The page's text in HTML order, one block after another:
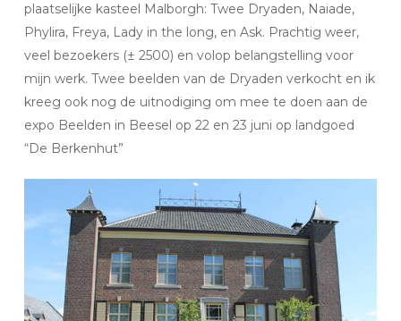
plaatselijke kasteel Malborgh: Twee Dryaden, Naiade,
Phylira, Freya, Lady in the long, en Ask. Prachtig weer,
veel bezoekers (± 2500) en volop belangstelling voor
mijn werk. Twee beelden van de Dryaden verkocht en ik
kreeg ook nog de uitnodiging om mee te doen aan de
expo Beelden in Beesel op 22 en 23 juni op landgoed
“De Berkenhut”